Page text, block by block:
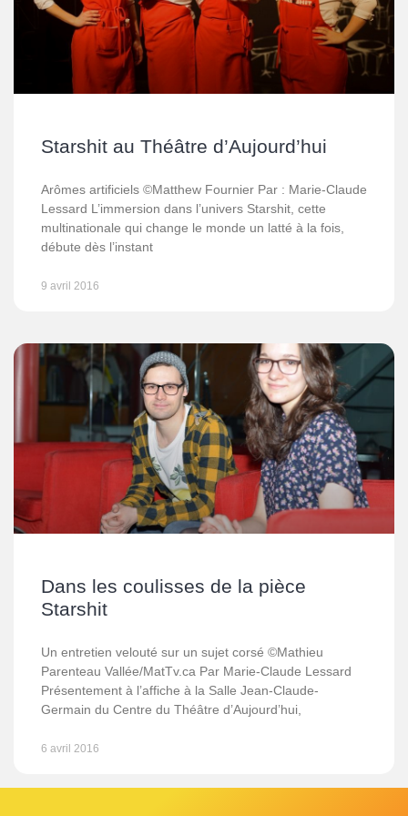
Starshit au Théâtre d’Aujourd’hui
Arômes artificiels ©Matthew Fournier Par : Marie-Claude
Lessard L’immersion dans l’univers Starshit, cette
multinationale qui change le monde un latté à la fois,
débute dès l’instant
9 avril 2016
Dans les coulisses de la pièce
Starshit
Un entretien velouté sur un sujet corsé ©Mathieu
Parenteau Vallée/MatTv.ca Par Marie-Claude Lessard
Présentement à l’affiche à la Salle Jean-Claude-
Germain du Centre du Théâtre d’Aujourd’hui,
6 avril 2016